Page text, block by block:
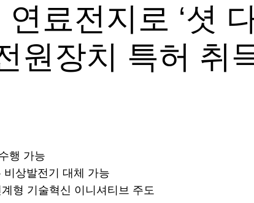
료전지로 ‘셧 다
원장치 특허 취
행 가능
비상발전기 대체 가능
형 기술혁신 이니셔티브 주도